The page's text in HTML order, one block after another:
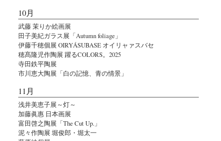
10月
武藤 茉りか絵画展
田子美紀ガラス展「Autumn foliage」
伊藤千穂個展 OIRYÁSUBASE オイリャァスバセ
穂髙隆児作陶展 躍るCOLORS。2025
寺田鉄平陶展
市川恵大陶展「白の記憶、青の情景」
11月
浅井美恵子展～灯～
加藤眞惠 日本画展
富田啓之陶展「The Cut Up.」
泥々作陶展 堀俊郎・堀太一